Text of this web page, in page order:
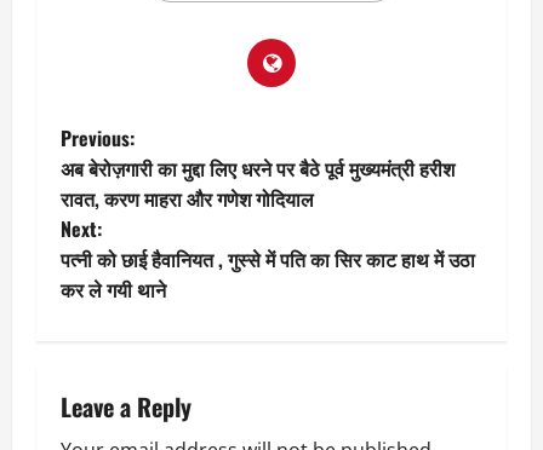
P
o
s
t
a
Previous:
अब बेरोज़गारी का मुद्दा लिए धरने पर बैठे पूर्व मुख्यमंत्री हरीश
रावत, करण माहरा और गणेश गोदियाल
Next:
पत्नी को छाई हैवानियत , गुस्से में पति का सिर काट हाथ में उठा
कर ले गयी थाने
Leave a Reply